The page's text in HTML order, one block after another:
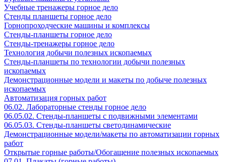
Учебные тренажеры горное дело
Стенды планшеты горное дело
Горнопроходческие машины и комплексы
Стенды-планшеты горное дело
Стенды-тренажеры горное дело
Технология добычи полезных ископаемых
Стенды-планшеты по технологии добычи полезных
ископаемых
Демонстрационные модели и макеты по добыче полезных
ископаемых
Автоматизация горных работ
06.02. Лабораторные стенды горное дело
06.05.02. Стенды-планшеты с подвижными элементами
06.05.03. Стенды-планшеты светодинамические
Демонстрационные модели/макеты по автоматизации горных
работ
Открытые горные работы/Обогащение полезных ископаемых